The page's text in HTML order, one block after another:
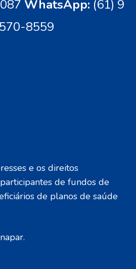
WhatsApp: (61) 9
8559
e os direitos
de fundos de
de planos de saúde